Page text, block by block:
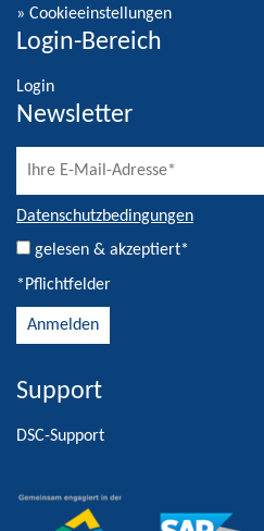
» Cookieeinstellungen
Login-Bereich
Login
Newsletter
Datenschutzbedingungen
gelesen & akzeptiert*
*Pflichtfelder
Alternative:
Support
DSC-Support